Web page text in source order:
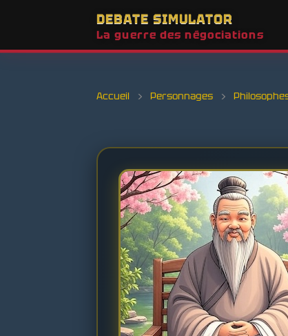
DEBATE SIMULATOR
La guerre des négociations
Accueil › Personnages ›